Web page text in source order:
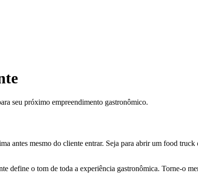
seu próximo empreendimento gastronômico.
antes mesmo do cliente entrar. Seja para abrir um food
define o tom de toda a experiência gastronômica. Torne-o